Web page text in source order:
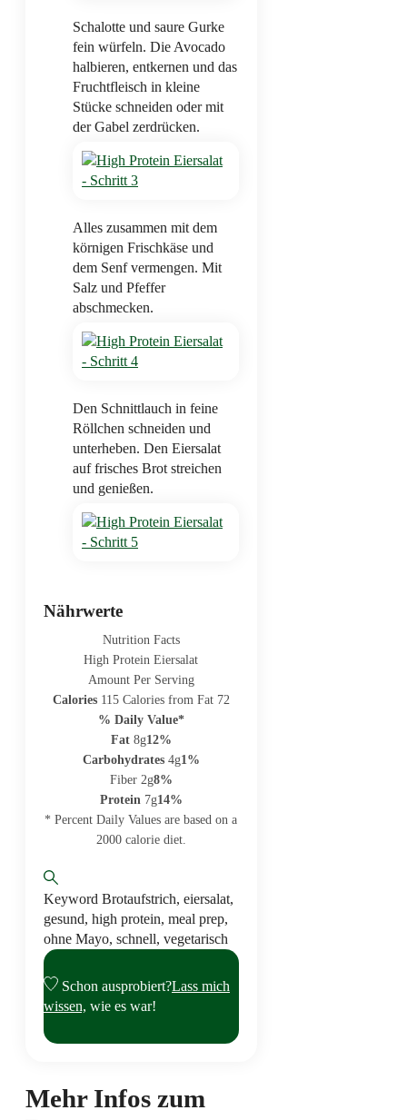
Schalotte und saure Gurke
fein würfeln. Die Avocado
halbieren, entkernen und das
Fruchtfleisch in kleine
Stücke schneiden oder mit
der Gabel zerdrücken.
Alles zusammen mit dem
körnigen Frischkäse und
dem Senf vermengen. Mit
Salz und Pfeffer
abschmecken.
Den Schnittlauch in feine
Röllchen schneiden und
unterheben. Den Eiersalat
auf frisches Brot streichen
und genießen.
Nährwerte
Nutrition Facts
High Protein Eiersalat
Amount Per Serving
Calories115 Calories from Fat 72
% Daily Value*
Fat8g12%
Carbohydrates4g1%
Fiber 2g8%
Protein7g14%
* Percent Daily Values are based on a
2000 calorie diet.
Keyword Brotaufstrich, eiersalat,
gesund, high protein, meal prep,
ohne Mayo, schnell, vegetarisch
Schon ausprobiert?Lass mich
wissen, wie es war!
Mehr Infos zum